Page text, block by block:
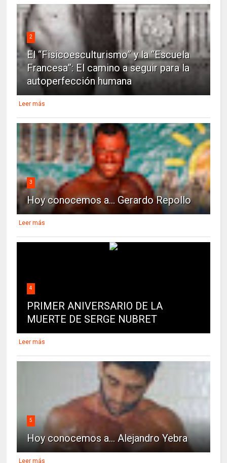
2
El “Fisicoesculturismo” y la “Escuela
Francesa”: El camino a seguir para la
autoperfección humana
Leer más
3
Hoy conocemos a... Gerardo Repollo
Leer más
4
PRIMER ANIVERSARIO DE LA
MUERTE DE SERGE NUBRET
Leer más
5
Hoy conocemos a... Alejandro Yebra
Leer más